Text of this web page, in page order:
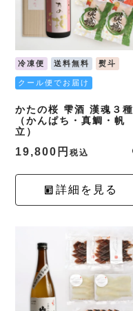
冷凍便 送料無料 熨斗
クール便でお届け
かたの桜 雫酒 漢魂３種
（かんぱち・真鯛・帆
立）
19,800 税込
詳細を見る